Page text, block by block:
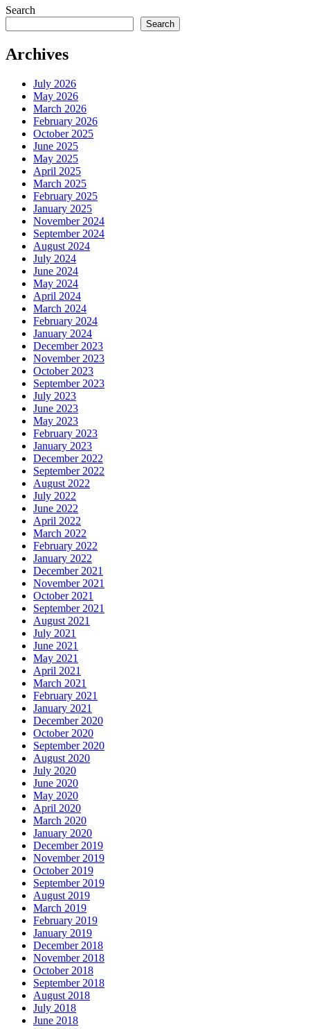
Search
Search
Archives
July 2026
May 2026
March 2026
February 2026
October 2025
June 2025
May 2025
April 2025
March 2025
February 2025
January 2025
November 2024
September 2024
August 2024
July 2024
June 2024
May 2024
April 2024
March 2024
February 2024
January 2024
December 2023
November 2023
October 2023
September 2023
July 2023
June 2023
May 2023
February 2023
January 2023
December 2022
September 2022
August 2022
July 2022
June 2022
April 2022
March 2022
February 2022
January 2022
December 2021
November 2021
October 2021
September 2021
August 2021
July 2021
June 2021
May 2021
April 2021
March 2021
February 2021
January 2021
December 2020
October 2020
September 2020
August 2020
July 2020
June 2020
May 2020
April 2020
March 2020
January 2020
December 2019
November 2019
October 2019
September 2019
August 2019
March 2019
February 2019
January 2019
December 2018
November 2018
October 2018
September 2018
August 2018
July 2018
June 2018